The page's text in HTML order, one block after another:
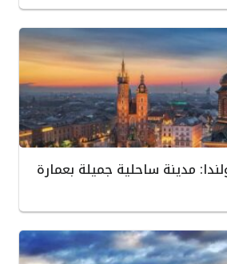
مدينة ساحلية جميلة بعمارة